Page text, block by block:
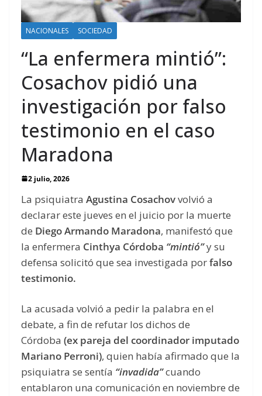
NACIONALES SOCIEDAD
“La enfermera mintió”:
Cosachov pidió una
investigación por falso
testimonio en el caso
Maradona
2 julio, 2026
La psiquiatra Agustina Cosachovvolvió a
declarar este jueves en el juicio por la muerte
de Diego Armando Maradona, manifestó que
la enfermera Cinthya Córdoba “mintió”y su
defensa solicitó que sea investigada porfalso
testimonio.
La acusada volvió a pedir la palabra en el
debate, a fin de refutar los dichos de
Córdoba (ex pareja del coordinador imputado
Mariano Perroni), quien había afirmado que la
psiquiatra se sentía “invadida”cuando
entablaron una comunicación en noviembre de